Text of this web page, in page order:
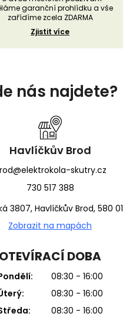
garanční prohlídku a vše
zařídíme zcela ZDARMA
Zjistit více
nás najdete?
Havlíčkův Brod
skutry.cz
730 517 388
3807, Havlíčkův Brod, 580 01
Zobrazit na mapách
OTEVÍRACÍ DOBA
08:30 - 16:00
08:30 - 16:00
08:30 - 16:00